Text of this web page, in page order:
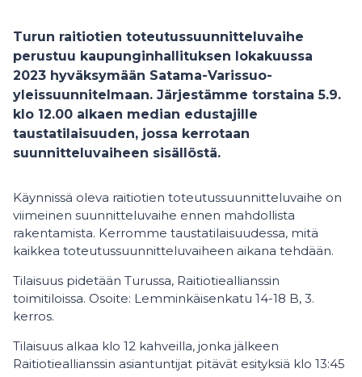
Turun raitiotien toteutussuunnitteluvaihe
perustuu kaupunginhallituksen lokakuussa
2023 hyväksymään Satama-Varissuo-
yleissuunnitelmaan. Järjestämme torstaina 5.9.
klo 12.00 alkaen median edustajille
taustatilaisuuden, jossa kerrotaan
suunnitteluvaiheen sisällöstä.
Käynnissä oleva raitiotien toteutussuunnitteluvaihe on
viimeinen suunnitteluvaihe ennen mahdollista
rakentamista. Kerromme taustatilaisuudessa, mitä
kaikkea toteutussuunnitteluvaiheen aikana tehdään.
Tilaisuus pidetään Turussa, Raitiotieallianssin
toimitiloissa. Osoite: Lemminkäisenkatu 14-18 B, 3.
kerros.
Tilaisuus alkaa klo 12 kahveilla, jonka jälkeen
Raitiotieallianssin asiantuntijat pitävät esityksiä klo 13:45